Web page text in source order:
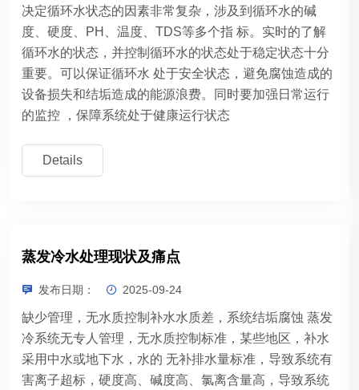
决定循环水状态的因素非常复杂，涉及到循环水的碱
度、硬度、PH、温度、TDS等多个指 标。实时的了解
循环水的状态，并控制循环水的状态处于稳定状态十分
重要。可以保证循环水 处于安全状态，避免腐蚀造成的
设备损失和结垢造成的能源浪费。同时要加强日常运行
的监控 ，保障系统处于健康运行状态
Details
蒸发冷水处理现状及痛点
发布日期： 2025-09-24
缺少管理，无水质控制补水水质差，系统结垢腐蚀 蒸发
冷系统无专人管理，无水质控制标准，某些地区，补水
采用中水或地下水，水的 无补排水量标准，导致系统有
害离子超标，硬度高、碱度高、氯离含量高，导致系统